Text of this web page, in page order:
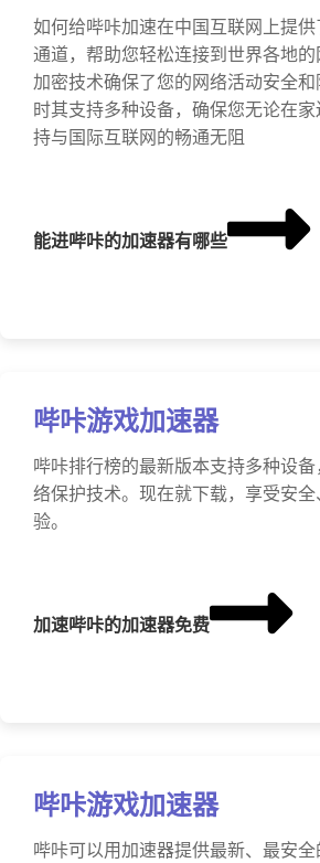
如何给哔咔加速在中国互联网上提
通道，帮助您轻松连接到世界各地
加密技术确保了您的网络活动安全
时其支持多种设备，确保您无论在
持与国际互联网的畅通无阻
能进哔咔的加速器有哪些
哔咔游戏加速器
哔咔排行榜的最新版本支持多种设
络保护技术。现在就下载，享受安
验。
加速哔咔的加速器免费
哔咔游戏加速器
哔咔可以用加速器提供最新、最安全